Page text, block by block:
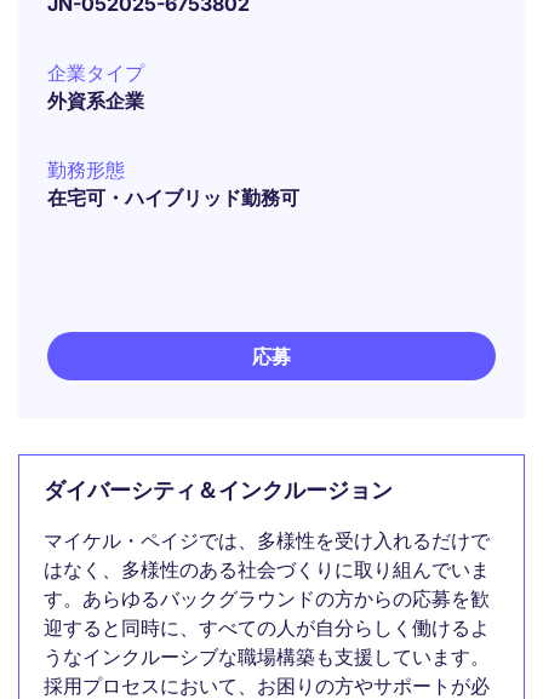
企業タイプ
外資系企業
勤務形態
在宅可・ハイブリッド勤務可
応募
ダイバーシティ＆インクルージョン
マイケル・ペイジでは、多様性を受け入れるだけで
はなく、多様性のある社会づくりに取り組んでいま
す。あらゆるバックグラウンドの方からの応募を歓
迎すると同時に、すべての人が自分らしく働けるよ
うなインクルーシブな職場構築も支援しています。
採用プロセスにおいて、お困りの方やサポートが必